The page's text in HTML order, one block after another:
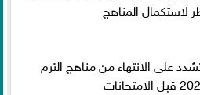
لاستكمال المناهج
على الانتهاء من مناهج الترم